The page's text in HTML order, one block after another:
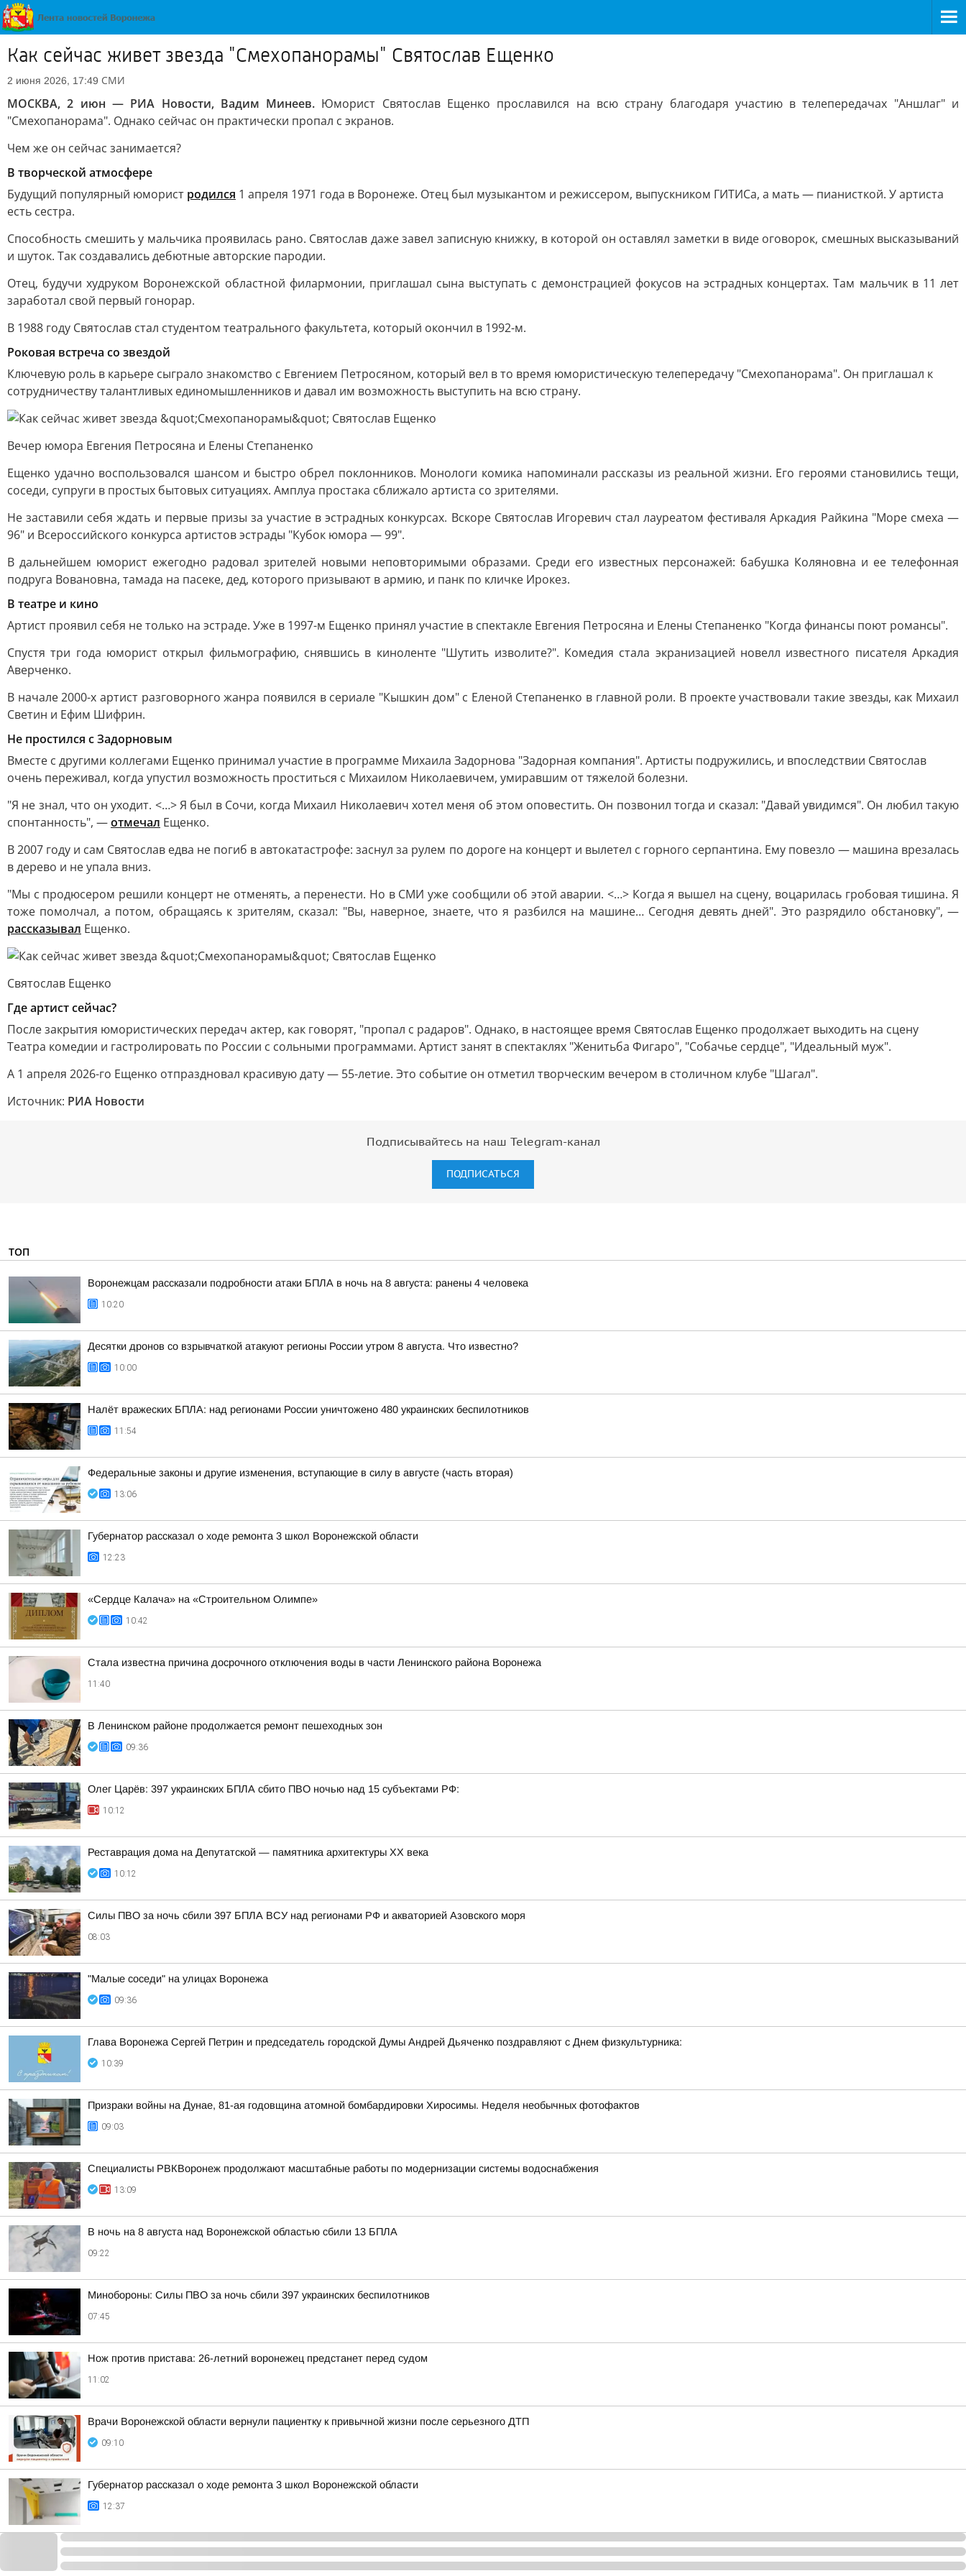
Как сейчас живет звезда "Смехопанорамы" Святослав Ещенко
2 июня 2026, 17:49 СМИ
МОСКВА, 2 июн — РИА Новости, Вадим Минеев. Юморист Святослав Ещенко прославился на всю страну благодаря участию в телепередачах "Аншлаг" и
"Смехопанорама". Однако сейчас он практически пропал с экранов.
Чем же он сейчас занимается?
В творческой атмосфере
Будущий популярный юморист родился 1 апреля 1971 года в Воронеже. Отец был музыкантом и режиссером, выпускником ГИТИСа, а мать — пианисткой. У артиста
есть сестра.
Способность смешить у мальчика проявилась рано. Святослав даже завел записную книжку, в которой он оставлял заметки в виде оговорок, смешных высказываний
и шуток. Так создавались дебютные авторские пародии.
Отец, будучи худруком Воронежской областной филармонии, приглашал сына выступать с демонстрацией фокусов на эстрадных концертах. Там мальчик в 11 лет
заработал свой первый гонорар.
В 1988 году Святослав стал студентом театрального факультета, который окончил в 1992-м.
Роковая встреча со звездой
Ключевую роль в карьере сыграло знакомство с Евгением Петросяном, который вел в то время юмористическую телепередачу "Смехопанорама". Он приглашал к
сотрудничеству талантливых единомышленников и давал им возможность выступить на всю страну.
Вечер юмора Евгения Петросяна и Елены Степаненко
Ещенко удачно воспользовался шансом и быстро обрел поклонников. Монологи комика напоминали рассказы из реальной жизни. Его героями становились тещи,
соседи, супруги в простых бытовых ситуациях. Амплуа простака сближало артиста со зрителями.
Не заставили себя ждать и первые призы за участие в эстрадных конкурсах. Вскоре Святослав Игоревич стал лауреатом фестиваля Аркадия Райкина "Море смеха —
96" и Всероссийского конкурса артистов эстрады "Кубок юмора — 99".
В дальнейшем юморист ежегодно радовал зрителей новыми неповторимыми образами. Среди его известных персонажей: бабушка Коляновна и ее телефонная
подруга Вовановна, тамада на пасеке, дед, которого призывают в армию, и панк по кличке Ирокез.
В театре и кино
Артист проявил себя не только на эстраде. Уже в 1997-м Ещенко принял участие в спектакле Евгения Петросяна и Елены Степаненко "Когда финансы поют романсы".
Спустя три года юморист открыл фильмографию, снявшись в киноленте "Шутить изволите?". Комедия стала экранизацией новелл известного писателя Аркадия
Аверченко.
В начале 2000-х артист разговорного жанра появился в сериале "Кышкин дом" с Еленой Степаненко в главной роли. В проекте участвовали такие звезды, как Михаил
Светин и Ефим Шифрин.
Не простился с Задорновым
Вместе с другими коллегами Ещенко принимал участие в программе Михаила Задорнова "Задорная компания". Артисты подружились, и впоследствии Святослав
очень переживал, когда упустил возможность проститься с Михаилом Николаевичем, умиравшим от тяжелой болезни.
"Я не знал, что он уходит. <…> Я был в Сочи, когда Михаил Николаевич хотел меня об этом оповестить. Он позвонил тогда и сказал: "Давай увидимся". Он любил такую
спонтанность", —отмечал Ещенко.
В 2007 году и сам Святослав едва не погиб в автокатастрофе: заснул за рулем по дороге на концерт и вылетел с горного серпантина. Ему повезло — машина врезалась
в дерево и не упала вниз.
"Мы с продюсером решили концерт не отменять, а перенести. Но в СМИ уже сообщили об этой аварии. <…> Когда я вышел на сцену, воцарилась гробовая тишина. Я
тоже помолчал, а потом, обращаясь к зрителям, сказал: "Вы, наверное, знаете, что я разбился на машине… Сегодня девять дней". Это разрядило обстановку", —
рассказывал Ещенко.
Святослав Ещенко
Где артист сейчас?
После закрытия юмористических передач актер, как говорят, "пропал с радаров". Однако, в настоящее время Святослав Ещенко продолжает выходить на сцену
Театра комедии и гастролировать по России с сольными программами. Артист занят в спектаклях "Женитьба Фигаро", "Собачье сердце", "Идеальный муж".
А 1 апреля 2026-го Ещенко отпраздновал красивую дату — 55-летие. Это событие он отметил творческим вечером в столичном клубе "Шагал".
Источник: РИА Новости
Подписывайтесь на наш Telegram-канал
ПОДПИСАТЬСЯ
ТОП
Воронежцам рассказали подробности атаки БПЛА в ночь на 8 августа: ранены 4 человека
10:20
Десятки дронов со взрывчаткой атакуют регионы России утром 8 августа. Что известно?
10:00
Налёт вражеских БПЛА: над регионами России уничтожено 480 украинских беспилотников
11:54
Федеральные законы и другие изменения, вступающие в силу в августе (часть вторая)
13:06
Губернатор рассказал о ходе ремонта 3 школ Воронежской области
12:23
«Сердце Калача» на «Строительном Олимпе»
10:42
Стала известна причина досрочного отключения воды в части Ленинского района Воронежа
11:40
В Ленинском районе продолжается ремонт пешеходных зон
09:36
Олег Царёв: 397 украинских БПЛА сбито ПВО ночью над 15 субъектами РФ:
10:12
Реставрация дома на Депутатской — памятника архитектуры ХХ века
10:12
Силы ПВО за ночь сбили 397 БПЛА ВСУ над регионами РФ и акваторией Азовского моря
08:03
"Малые соседи" на улицах Воронежа
09:36
Глава Воронежа Сергей Петрин и председатель городской Думы Андрей Дьяченко поздравляют с Днем физкультурника:
10:39
Призраки войны на Дунае, 81-ая годовщина атомной бомбардировки Хиросимы. Неделя необычных фотофактов
09:03
Специалисты РВКВоронеж продолжают масштабные работы по модернизации системы водоснабжения
13:09
В ночь на 8 августа над Воронежской областью сбили 13 БПЛА
09:22
Минобороны: Силы ПВО за ночь сбили 397 украинских беспилотников
07:45
Нож против пристава: 26-летний воронежец предстанет перед судом
11:02
Врачи Воронежской области вернули пациентку к привычной жизни после серьезного ДТП
09:10
Губернатор рассказал о ходе ремонта 3 школ Воронежской области
12:37